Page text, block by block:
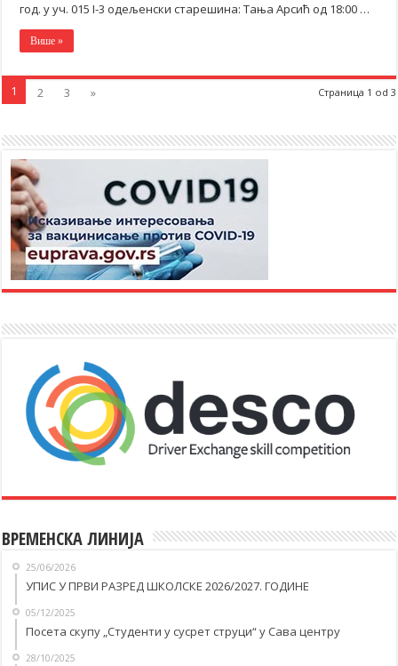
год. у уч. 015 I-3 одељенски старешина: Тања Арсић од 18:00 …
Више »
Страница 1 od 3
1 2 3 »
ВРЕМЕНСКА ЛИНИЈА
25/06/2026
УПИС У ПРВИ РАЗРЕД ШКОЛСКЕ 2026/2027. ГОДИНЕ
05/12/2025
Посета скупу „Студенти у сусрет струци“ у Савa центру
28/10/2025